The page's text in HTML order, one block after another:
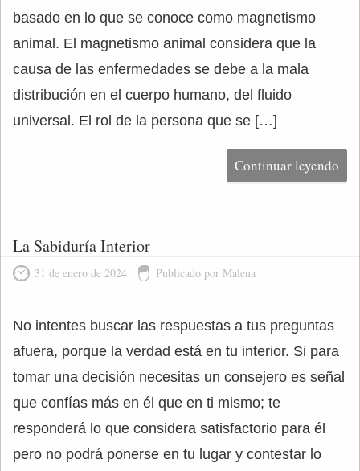
basado en lo que se conoce como magnetismo
animal. El magnetismo animal considera que la
causa de las enfermedades se debe a la mala
distribución en el cuerpo humano, del fluido
universal. El rol de la persona que se […]
Continuar leyendo
La Sabiduría Interior
31 de enero de 2024 Publicado por Malena
No intentes buscar las respuestas a tus preguntas
afuera, porque la verdad está en tu interior. Si para
tomar una decisión necesitas un consejero es señal
que confías más en él que en ti mismo; te
responderá lo que considera satisfactorio para él
pero no podrá ponerse en tu lugar y contestar lo